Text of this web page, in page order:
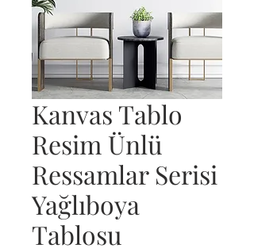
Kanvas Tablo
Resim Ünlü
Ressamlar Serisi
Yağlıboya
Tablosu